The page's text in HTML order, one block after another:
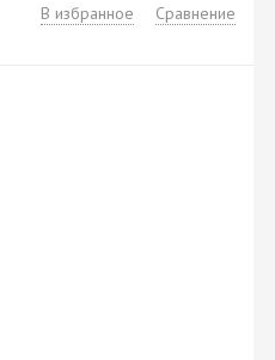
В избранное Сравнение